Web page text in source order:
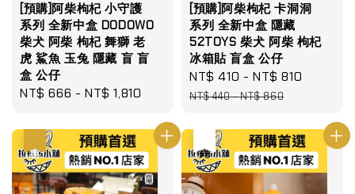
[預購]阿柴枸杞 小守護
系列 全新中盒 DODOWO
柴犬 阿柴 枸杞 舞獅 老
虎 鯊魚 玉兔 隱藏 盲 盲
盒 公仔
Regular
NT$ 666 -NT$ 1,810
[預購]阿柴枸杞 卡洞洞
系列 全新中盒 隱藏
52TOYS 柴犬 阿柴 枸杞
冰箱貼 盲盒 公仔
Sale
price
NT$ 410 -NT$ 810
NT$ 440-NT$ 860